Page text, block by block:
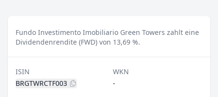
Fundo Investimento Imobiliario Green Towers zahlt eine
Dividendenrendite (FWD) von 13,69 %.
ISIN
BRGTWRCTF003
WKN
-